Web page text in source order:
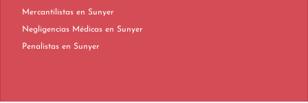
Mercantilistas en Sunyer
Negligencias Médicas en Sunyer
Penalistas en Sunyer